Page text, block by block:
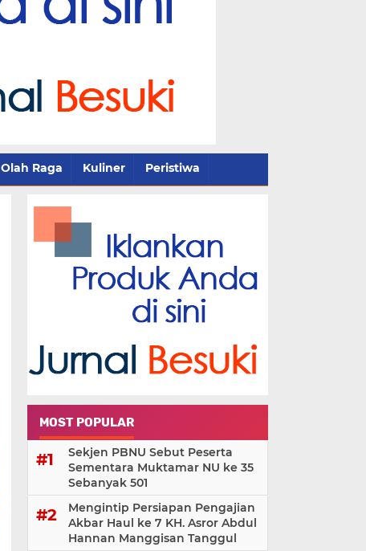
Olah Raga Kuliner Peristiwa
MOST POPULAR
Sekjen PBNU Sebut Peserta
Sementara Muktamar NU ke 35
Sebanyak 501
Mengintip Persiapan Pengajian
Akbar Haul ke 7 KH. Asror Abdul
Hannan Manggisan Tanggul